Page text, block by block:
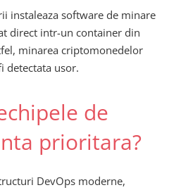
instaleaza software de minare
direct intr-un container din
minarea criptomonedelor
detectata usor.
de
prioritara?
DevOps moderne,